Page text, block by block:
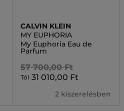
CALVIN KLEIN
MY EUPHORIA
My Euphoria Eau de
Parfum
57 700,00 Ft
Tól 31 010,00 Ft
2 kiszerelésben